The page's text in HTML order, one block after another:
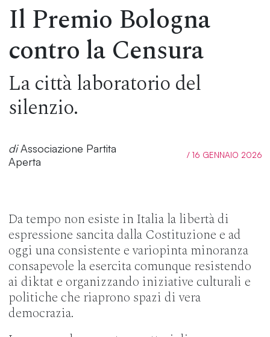
Il Premio Bologna
contro la Censura
La città laboratorio del
silenzio.
di Associazione Partita
Aperta
/ 16 GENNAIO 2026
Da tempo non esiste in Italia la libertà di
espressione sancita dalla Costituzione e ad
oggi una consistente e variopinta minoranza
consapevole la esercita comunque resistendo
ai diktat e organizzando iniziative culturali e
politiche che riaprono spazi di vera
democrazia.